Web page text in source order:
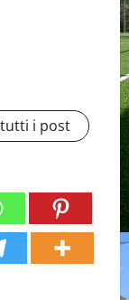
i post